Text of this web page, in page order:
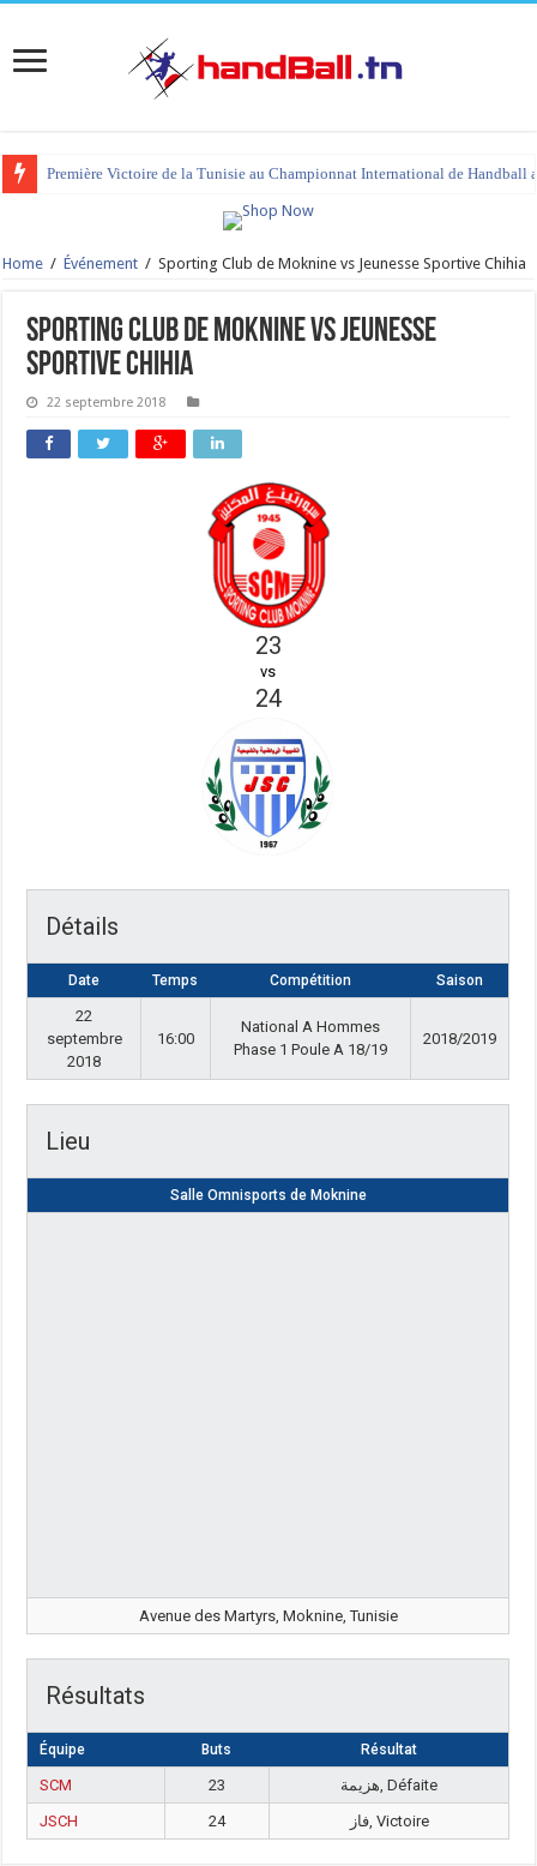
Première Victoire de la Tunisie au Championnat International de Handball
tournoi international Hammamet 2023 : programme et liste des joueurs
Home / Événement / Sporting Club de Moknine vs Jeunesse Sportive Chihia
Sporting Club de Moknine vs Jeunesse
Sportive Chihia
22 septembre 2018
23
vs
24
Détails
Date Temps Compétition Saison
22
septembre
2018
16:00
National A Hommes
Phase 1 Poule A 18/19
2018/2019
Lieu
Salle Omnisports de Moknine
Avenue des Martyrs, Moknine, Tunisie
Résultats
Équipe Buts Résultat
SCM 23
هزيمة, Défaite
JSCH
24 فاز, Victoire